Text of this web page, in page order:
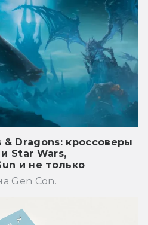
Dragons: кроссоверы
Star Wars,
и не только
Gen Con.